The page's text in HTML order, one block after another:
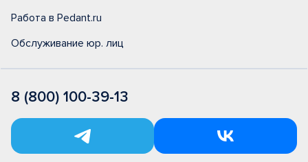
Работа в Pedant.ru
Обслуживание юр. лиц
8 (800) 100-39-13